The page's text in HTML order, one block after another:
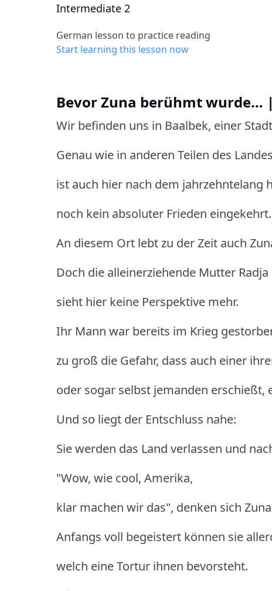
Intermediate 2
German lesson to practice reading
Start learning this lesson now
Bevor Zuna berühmt wurde… |
Wir befinden uns in Baalbek, einer
Genau wie in anderen Teilen des Landes
ist auch hier nach dem jahrzehntelang
noch kein absoluter Frieden eingekehrt.
An diesem Ort lebt zu der Zeit auch
Doch die alleinerziehende Mutter Radja
sieht hier keine Perspektive mehr.
Ihr Mann war bereits im Krieg
zu groß die Gefahr, dass auch einer
oder sogar selbst jemanden erschießt,
Und so liegt der Entschluss nahe:
Sie werden das Land verlassen und
"Wow, wie cool, Amerika,
klar machen wir das", denken sich
Anfangs voll begeistert können sie
welch eine Tortur ihnen bevorsteht.